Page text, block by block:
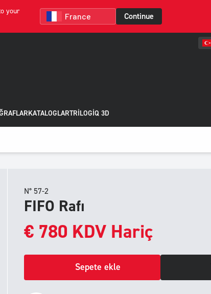
your
Continue
KATALOGLARTRILOGIQ 3D
N° 57-2
FIFO Rafı
€ 780 KDV Hariç
Sepete ekle